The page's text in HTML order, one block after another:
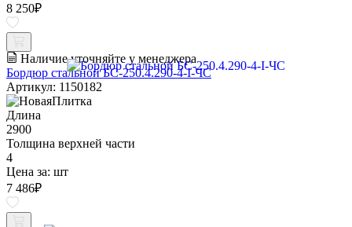
8 250₽
Наличие уточняйте у менеджера
Бордюр стальной БС-250.4.290-4-I-ЧС
Артикул: 1150182
Длина
2900
Толщина верхней части
4
Цена за: шт
7 486₽